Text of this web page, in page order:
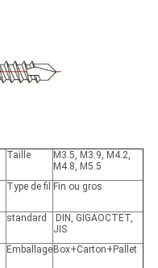
Taille
M3.5, M3.9, M4.2,
M4.8, M5.5
Type de fil Fin ou gros
standard
DIN, GIGAOCTET,
JIS
Emballage Box+Carton+Pallet